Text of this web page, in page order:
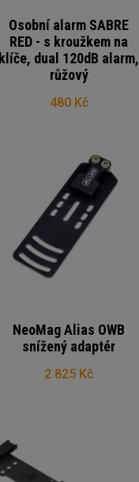
Osobní alarm SABRE
RED - s kroužkem na
klíče, dual 120dB alarm,
růžový
480 Kč
NeoMag Alias OWB
snížený adaptér
2 825 Kč